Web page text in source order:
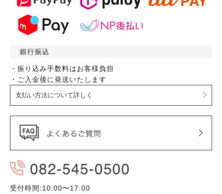
銀行振込
・振り込み手数料はお客様負担
・ご入金後に発送いたします
支払い方法について詳しく
受付時間:10:00〜17:00